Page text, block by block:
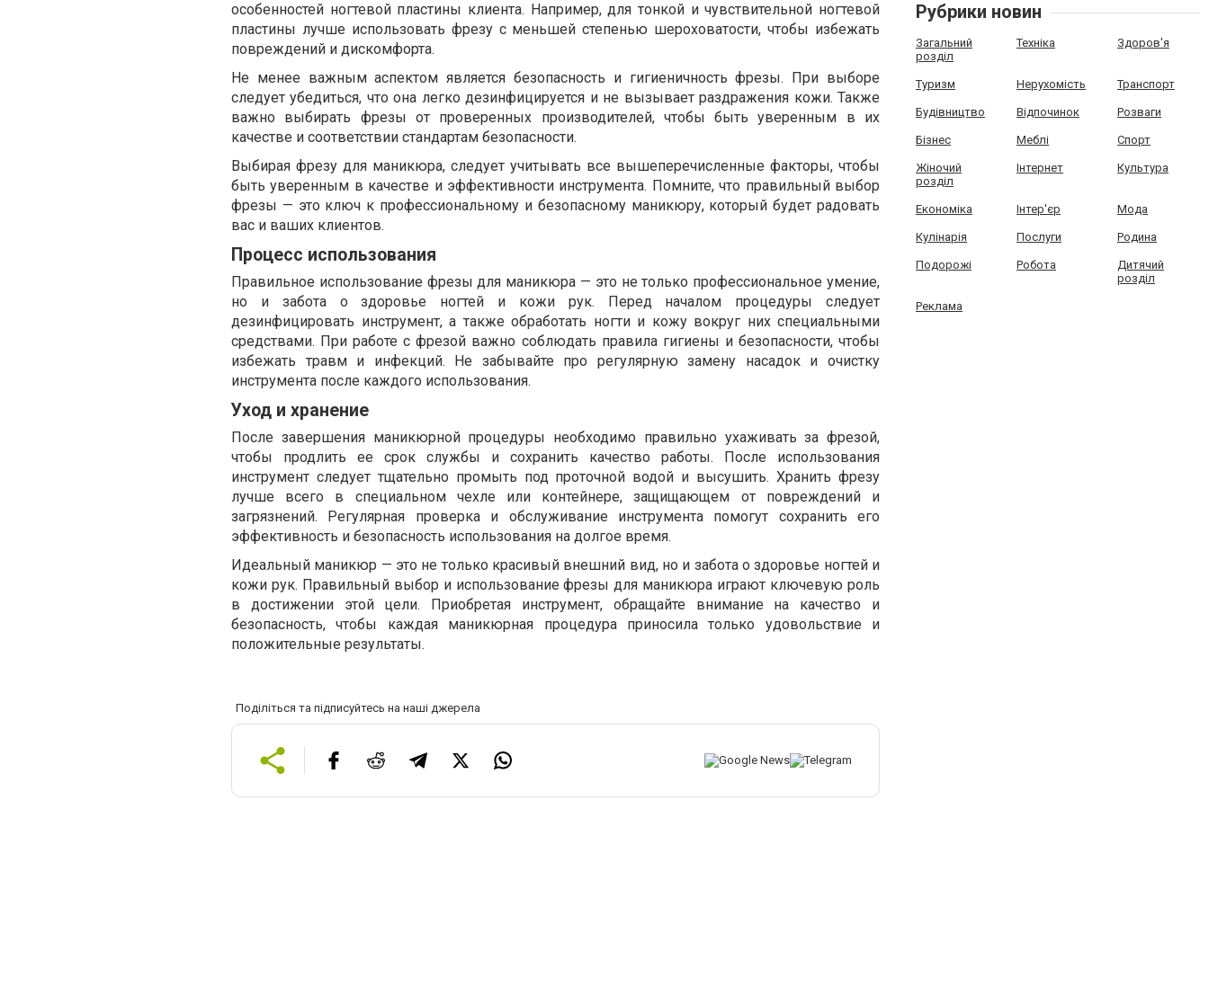
особенностей ногтевой пластины клиента. Например, для тонкой и чувствительной ногтевой
пластины лучше использовать фрезу с меньшей степенью шероховатости, чтобы избежать
повреждений и дискомфорта.
Не менее важным аспектом является безопасность и гигиеничность фрезы. При выборе
следует убедиться, что она легко дезинфицируется и не вызывает раздражения кожи. Также
важно выбирать фрезы от проверенных производителей, чтобы быть уверенным в их
качестве и соответствии стандартам безопасности.
Выбирая фрезу для маникюра, следует учитывать все вышеперечисленные факторы, чтобы
быть уверенным в качестве и эффективности инструмента. Помните, что правильный выбор
фрезы — это ключ к профессиональному и безопасному маникюру, который будет радовать
вас и ваших клиентов.
Процесс использования
Правильное использование фрезы для маникюра — это не только профессиональное умение,
но и забота о здоровье ногтей и кожи рук. Перед началом процедуры следует
дезинфицировать инструмент, а также обработать ногти и кожу вокруг них специальными
средствами. При работе с фрезой важно соблюдать правила гигиены и безопасности, чтобы
избежать травм и инфекций. Не забывайте про регулярную замену насадок и очистку
инструмента после каждого использования.
Уход и хранение
После завершения маникюрной процедуры необходимо правильно ухаживать за фрезой,
чтобы продлить ее срок службы и сохранить качество работы. После использования
инструмент следует тщательно промыть под проточной водой и высушить. Хранить фрезу
лучше всего в специальном чехле или контейнере, защищающем от повреждений и
загрязнений. Регулярная проверка и обслуживание инструмента помогут сохранить его
эффективность и безопасность использования на долгое время.
Идеальный маникюр — это не только красивый внешний вид, но и забота о здоровье ногтей и
кожи рук. Правильный выбор и использование фрезы для маникюра играют ключевую роль
в достижении этой цели. Приобретая инструмент, обращайте внимание на качество и
безопасность, чтобы каждая маникюрная процедура приносила только удовольствие и
положительные результаты.
Поділіться та підписуйтесь на наші джерела
Рубрики новин
Загальний
розділ
Техніка Здоров'я
Туризм Нерухомість Транспорт
Будівництво Відпочинок Розваги
Бізнес Меблі Спорт
Жіночий
розділ
Інтернет Культура
Економіка Інтер'єр Мода
Кулінарія Послуги Родина
Подорожі Робота
Дитячий
розділ
Реклама